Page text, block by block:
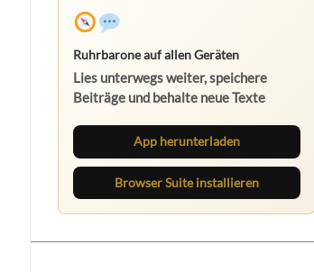
Ruhrbarone auf allen Geräten
Lies unterwegs weiter, speichere
Beiträge und behalte neue Texte
App herunterladen
Browser Suite installieren